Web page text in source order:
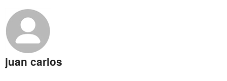
juan carlos